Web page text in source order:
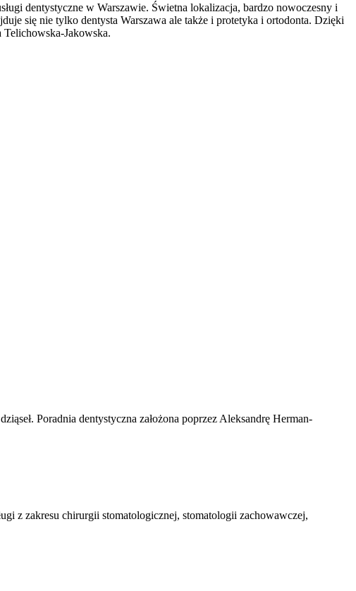
dentystyczne w Warszawie. Świetna lokalizacja, bardzo nowoczesny i
się nie tylko dentysta Warszawa ale także i protetyka i ortodonta. Dzięki
Telichowska-Jakowska.
Poradnia dentystyczna założona poprzez Aleksandrę Herman-
z zakresu chirurgii stomatologicznej, stomatologii zachowawczej,